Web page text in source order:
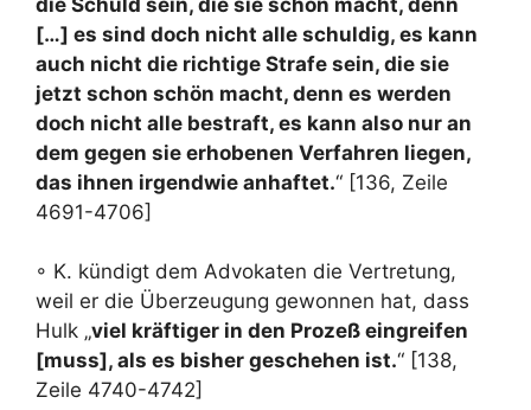
[…] es sind doch nicht alle schuldig, es kann
auch nicht die richtige Strafe sein, die sie
jetzt schon schön macht, denn es werden
doch nicht alle bestraft, es kann also nur an
dem gegen sie erhobenen Verfahren liegen,
das ihnen irgendwie anhaftet.“ [136, Zeile
4691-4706]
◦ K. kündigt dem Advokaten die Vertretung,
weil er die Überzeugung gewonnen hat, dass
Hulk „viel kräftiger in den Prozeß eingreifen
[muss], als es bisher geschehen ist.“ [138,
Zeile 4740-4742]